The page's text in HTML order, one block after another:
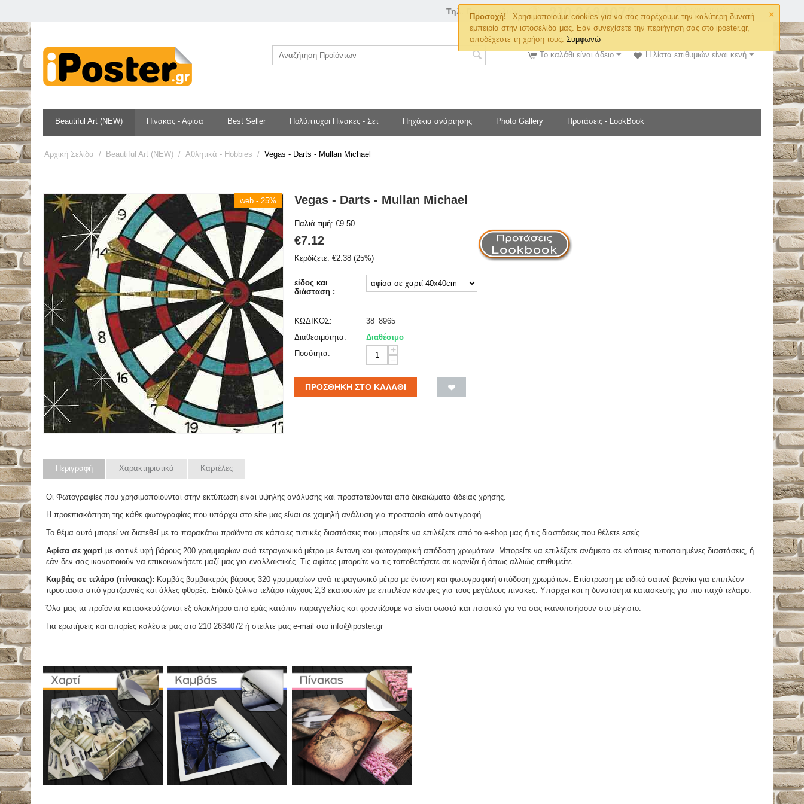
×
Προσοχή!
Χρησιμοποιούμε cookies για να σας παρέχουμε την καλύτερη δυνατή
εμπειρία στην ιστοσελίδα μας. Εάν συνεχίσετε την περιήγηση σας στο iposter.gr,
αποδέχεστε τη χρήση τους.Συμφωνώ
Τηλ. Παραγγελιών
Η λίστα επιθυμιών είναι κενή
Το καλάθι είναι άδειο
Beautiful Art (NEW) Πίνακας - Αφίσα Best Seller Πολύπτυχοι Πίνακες - Σετ Πηχάκια ανάρτησης Photo Gallery Προτάσεις - LookBook
Αρχική Σελίδα / Beautiful Art (NEW) / Αθλητικά - Hobbies / Vegas - Darts - Mullan Michael
web - 25% Vegas - Darts - Mullan Michael
Παλιά τιμή: €9.50
€7.12
Κερδίζετε: €2.38 (25%)
είδος και
διάσταση :
ΚΩΔΙΚΟΣ:
38_8965
Διαθεσιμότητα:
Διαθέσιμο
Ποσότητα:
+
−
ΠΡΟΣΘΉΚΗ ΣΤΟ ΚΑΛΆΘΙ
Περιγραφή Χαρακτηριστικά Καρτέλες
Οι Φωτογραφίες που χρησιμοποιούνται στην εκτύπωση είναι υψηλής ανάλυσης και προστατεύονται από δικαιώματα άδειας χρήσης.
Η προεπισκόπηση της κάθε φωτογραφίας που υπάρχει στο site μας είναι σε χαμηλή ανάλυση για προστασία από αντιγραφή.
Το θέμα αυτό μπορεί να διατεθεί με τα παρακάτω προϊόντα σε κάποιες τυπικές διαστάσεις που μπορείτε να επιλέξετε από το e-shop μας ή τις διαστάσεις που θέλετε εσείς.
Αφίσα σε χαρτί με σατινέ υφή βάρους 200 γραμμαρίων ανά τετραγωνικό μέτρο με έντονη και φωτογραφική απόδοση χρωμάτων. Μπορείτε να επιλέξετε ανάμεσα σε κάποιες τυποποιημένες διαστάσεις, ή
εάν δεν σας ικανοποιούν να επικοινωνήσετε μαζί μας για εναλλακτικές. Τις αφίσες μπορείτε να τις τοποθετήσετε σε κορνίζα ή όπως αλλιώς επιθυμείτε.
Καμβάς σε τελάρο (πίνακας): Καμβάς βαμβακερός βάρους 320 γραμμαρίων ανά τετραγωνικό μέτρο με έντονη και φωτογραφική απόδοση χρωμάτων. Επίστρωση με ειδικό σατινέ βερνίκι για επιπλέον
προστασία από γρατζουνιές και άλλες φθορές. Ειδικό ξύλινο τελάρο πάχους 2,3 εκατοστών με επιπλέον κόντρες για τους μεγάλους πίνακες. Υπάρχει και η δυνατότητα κατασκευής για πιο παχύ τελάρο.
Όλα μας τα προϊόντα κατασκευάζονται εξ ολοκλήρου από εμάς κατόπιν παραγγελίας και φροντίζουμε να είναι σωστά και ποιοτικά για να σας ικανοποιήσουν στο μέγιστο.
Για ερωτήσεις και απορίες καλέστε μας στο 210 2634072 ή στείλτε μας e-mail στο info@iposter.gr